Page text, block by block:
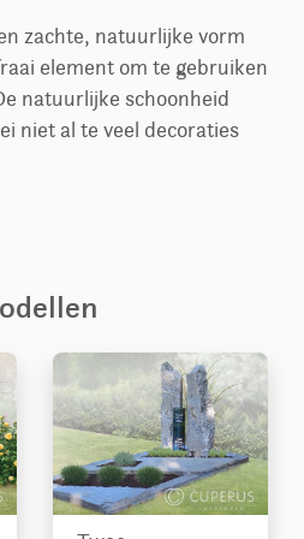
zachte, natuurlijke vorm
element om te gebruiken
natuurlijke schoonheid
niet al te veel decoraties